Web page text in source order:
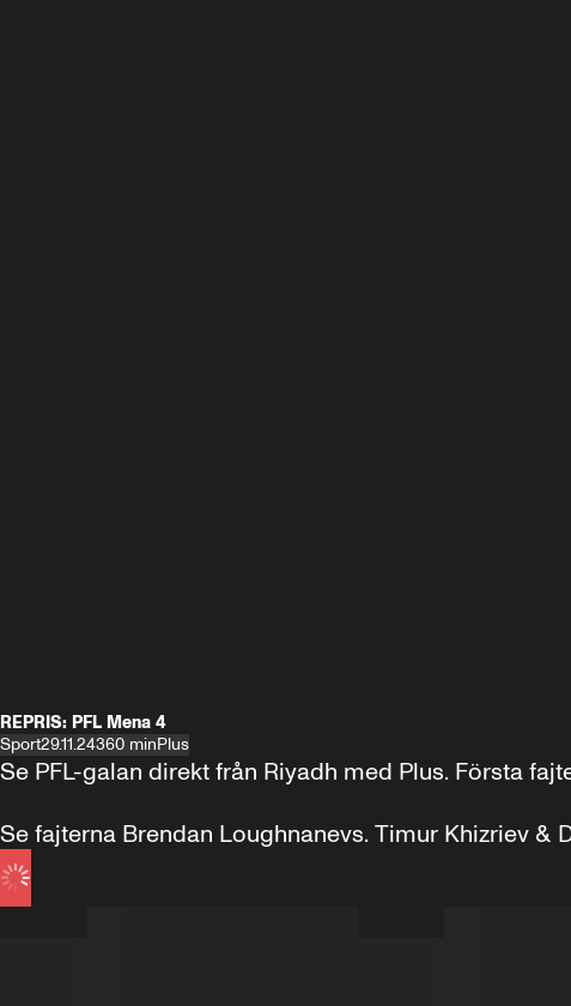
REPRIS: PFL Mena 4
Sport29.11.24360 minPlus
Se PFL-galan direkt från Riyadh med Plus. Första
Se fajterna Brendan Loughnanevs. Timur Khizriev &